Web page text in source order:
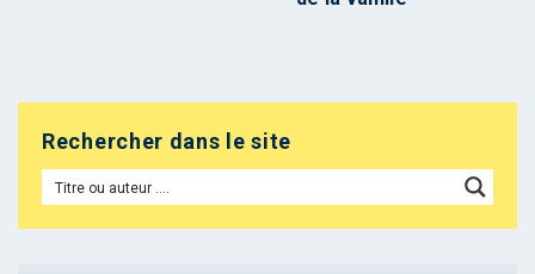
Rechercher dans le site